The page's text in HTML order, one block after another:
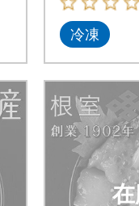
冷凍